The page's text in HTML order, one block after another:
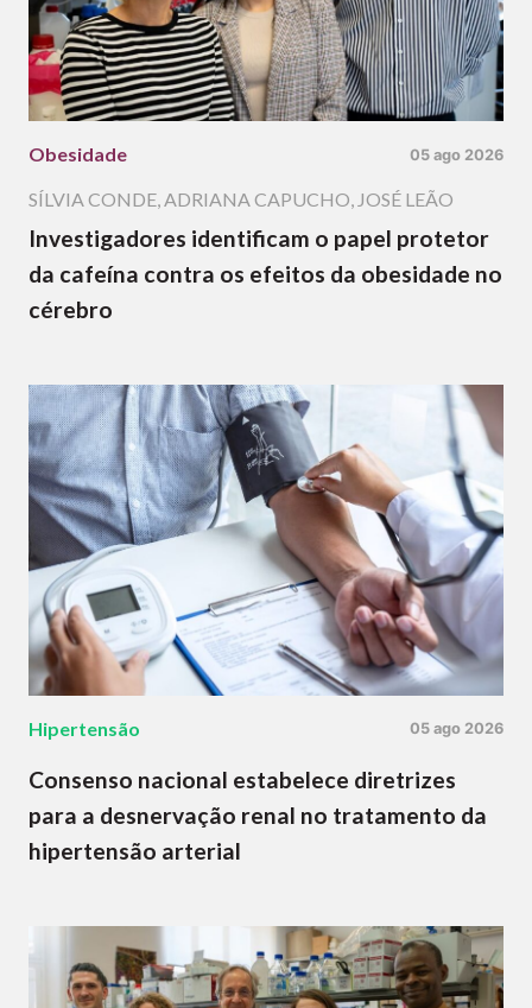
Obesidade 05 ago 2026
SÍLVIA CONDE,ADRIANA CAPUCHO, JOSÉ LEÃO
Investigadores identificam o papel protetor
da cafeína contra os efeitos da obesidade no
cérebro
Hipertensão 05 ago 2026
Consenso nacional estabelece diretrizes
para a desnervação renal no tratamento da
hipertensão arterial